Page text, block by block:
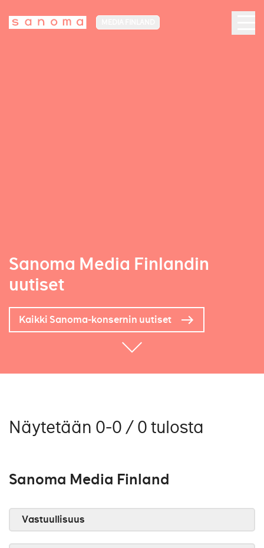
Sanoma Media Finlandin
uutiset
Kaikki Sanoma-konsernin uutiset
Näytetään 0-0 / 0 tulosta
Sanoma Media Finland
Vastuullisuus